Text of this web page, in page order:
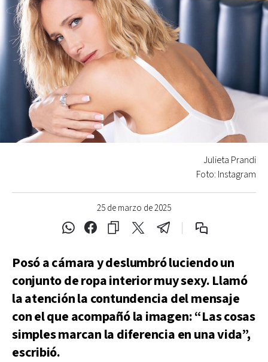
25 de marzo de 2025
Julieta Prandi
Foto: Instagram
Posó a cámara y deslumbró luciendo un
conjunto de ropa interior muy sexy. Llamó
la atención la contundencia del mensaje
con el que acompañó la imagen: “Las cosas
simples marcan la diferencia en una vida”,
escribió.